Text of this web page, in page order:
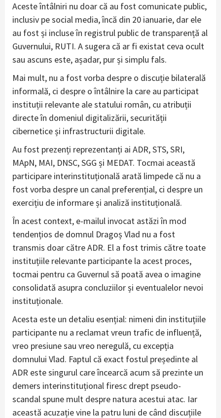
Aceste întâlniri nu doar că au fost comunicate public,
inclusiv pe social media, încă din 20 ianuarie, dar ele
au fost și incluse în registrul public de transparență al
Guvernului, RUTI. A sugera că ar fi existat ceva ocult
sau ascuns este, așadar, pur și simplu fals.
Mai mult, nu a fost vorba despre o discuție bilaterală
informală, ci despre o întâlnire la care au participat
instituții relevante ale statului român, cu atribuții
directe în domeniul digitalizării, securității
cibernetice și infrastructurii digitale.
Au fost prezenți reprezentanți ai ADR, STS, SRI,
MApN, MAI, DNSC, SGG și MEDAT. Tocmai această
participare interinstituțională arată limpede că nu a
fost vorba despre un canal preferențial, ci despre un
exercițiu de informare și analiză instituțională.
În acest context, e-mailul invocat astăzi în mod
tendențios de domnul Dragoș Vlad nu a fost
transmis doar către ADR. El a fost trimis către toate
instituțiile relevante participante la acest proces,
tocmai pentru ca Guvernul să poată avea o imagine
consolidată asupra concluziilor și eventualelor nevoi
instituționale.
Acesta este un detaliu esențial: nimeni din instituțiile
participante nu a reclamat vreun trafic de influență,
vreo presiune sau vreo neregulă, cu excepția
domnului Vlad. Faptul că exact fostul președinte al
ADR este singurul care încearcă acum să prezinte un
demers interinstituțional firesc drept pseudo-
scandal spune mult despre natura acestui atac. Iar
această acuzație vine la patru luni de când discuțiile